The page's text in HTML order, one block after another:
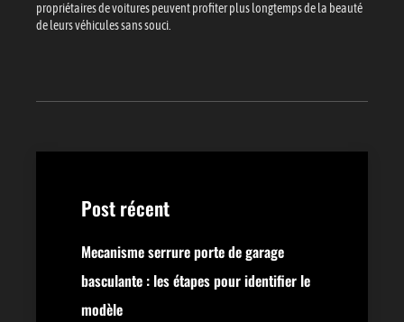
propriétaires de voitures peuvent profiter plus longtemps de la beauté
de leurs véhicules sans souci.
Post récent
Mecanisme serrure porte de garage
basculante : les étapes pour identifier le
modèle